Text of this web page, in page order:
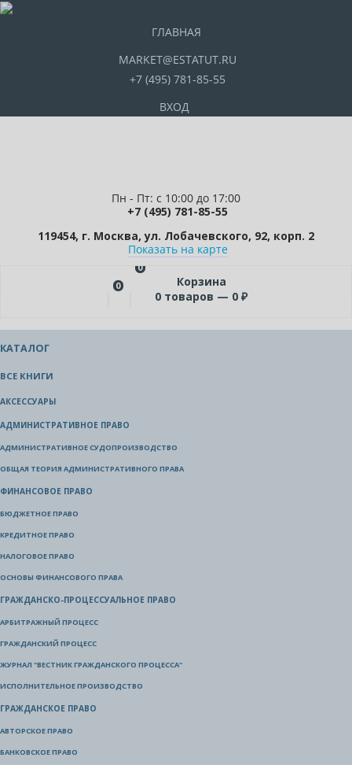
ГЛАВНАЯ
MARKET@ESTATUT.RU
+7 (495) 781-85-55
ВХОД
Пн - Пт: с 10:00 до 17:00
+7 (495) 781-85-55
119454, г. Москва, ул. Лобачевского, 92, корп. 2
Показать на карте
0
0
Корзина
0 товаров — 0 ₽
КАТАЛОГ
ВСЕ КНИГИ
АКСЕССУАРЫ
АДМИНИСТРАТИВНОЕ ПРАВО
АДМИНИСТРАТИВНОЕ СУДОПРОИЗВОДСТВО
ОБЩАЯ ТЕОРИЯ АДМИНИСТРАТИВНОГО ПРАВА
ФИНАНСОВОЕ ПРАВО
БЮДЖЕТНОЕ ПРАВО
КРЕДИТНОЕ ПРАВО
НАЛОГОВОЕ ПРАВО
ОСНОВЫ ФИНАНСОВОГО ПРАВА
ГРАЖДАНСКО-ПРОЦЕССУАЛЬНОЕ ПРАВО
АРБИТРАЖНЫЙ ПРОЦЕСС
ГРАЖДАНСКИЙ ПРОЦЕСС
ЖУРНАЛ "ВЕСТНИК ГРАЖДАНСКОГО ПРОЦЕССА"
ИСПОЛНИТЕЛЬНОЕ ПРОИЗВОДСТВО
ГРАЖДАНСКОЕ ПРАВО
АВТОРСКОЕ ПРАВО
БАНКОВСКОЕ ПРАВО